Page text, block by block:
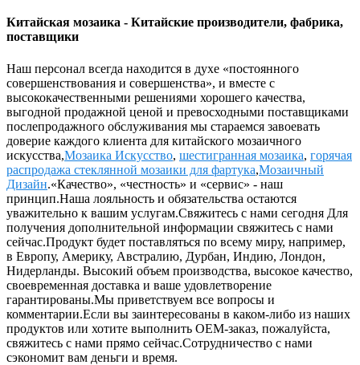
Китайская мозаика - Китайские производители, фабрика,
поставщики
Наш персонал всегда находится в духе «постоянного
совершенствования и совершенства», и вместе с
высококачественными решениями хорошего качества,
выгодной продажной ценой и превосходными поставщиками
послепродажного обслуживания мы стараемся завоевать
доверие каждого клиента для китайского мозаичного
искусства,Мозаика Искусство, шестигранная мозаика, горячая
распродажа стеклянной мозаики для фартука,Мозаичный
Дизайн.«Качество», «честность» и «сервис» - наш
принцип.Наша лояльность и обязательства остаются
уважительно к вашим услугам.Свяжитесь с нами сегодня Для
получения дополнительной информации свяжитесь с нами
сейчас.Продукт будет поставляться по всему миру, например,
в Европу, Америку, Австралию, Дурбан, Индию, Лондон,
Нидерланды. Высокий объем производства, высокое качество,
своевременная доставка и ваше удовлетворение
гарантированы.Мы приветствуем все вопросы и
комментарии.Если вы заинтересованы в каком-либо из наших
продуктов или хотите выполнить OEM-заказ, пожалуйста,
свяжитесь с нами прямо сейчас.Сотрудничество с нами
сэкономит вам деньги и время.